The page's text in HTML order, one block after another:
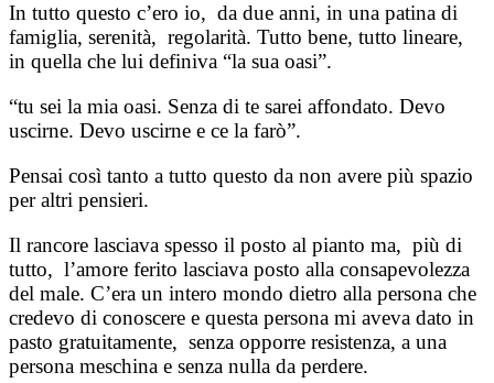
In tutto questo c’ero io, da due anni, in una patina di
famiglia, serenità, regolarità. Tutto bene, tutto lineare,
in quella che lui definiva “la sua oasi”.
“tu sei la mia oasi. Senza di te sarei affondato. Devo
uscirne. Devo uscirne e ce la farò”.
Pensai così tanto a tutto questo da non avere più spazio
per altri pensieri.
Il rancore lasciava spesso il posto al pianto ma, più di
tutto, l’amore ferito lasciava posto alla consapevolezza
del male. C’era un intero mondo dietro alla persona che
credevo di conoscere e questa persona mi aveva dato in
pasto gratuitamente, senza opporre resistenza, a una
persona meschina e senza nulla da perdere.